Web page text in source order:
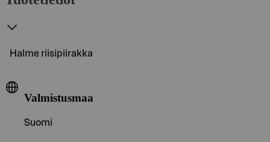
Halme riisipiirakka
Valmistusmaa
Suomi